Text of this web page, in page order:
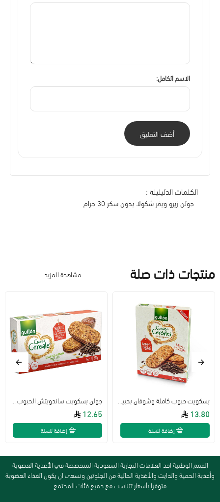
الاسم الكامل:
أضف التعليق
الكلمات الدليليلة :
جولن زيرو ويفر شكولا بدون سكر 30 جرام
منتجات ذات صلة مشاهدة المزيد
13.80
إضافة للسلة
12.65
إضافة للسلة
القمم الوطنية احد العلامات التجارية السعودية المتخصصة في الأغذية العضوية
وأغذية الحمية والدايت والأغذية الخالية من الجلوتين ونسعى ان يكون الغذاء العضوية
متوفرا بأسعار تتناسب مع جميع فئات المجتمع